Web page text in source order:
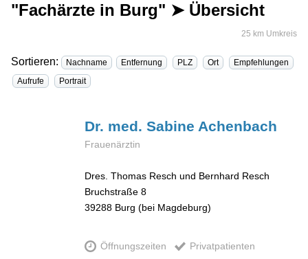
"Fachärzte in Burg" ➤ Übersicht
25 km Umkreis
Sortieren: Nachname Entfernung PLZ Ort
Empfehlungen
Aufrufe
Portrait
Dr. med. Sabine Achenbach
Frauenärztin
Dres. Thomas Resch und Bernhard Resch
Bruchstraße 8
39288 Burg (bei Magdeburg)
Öffnungszeiten Privatpatienten